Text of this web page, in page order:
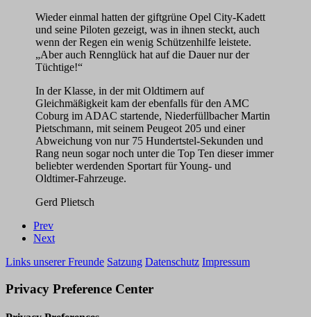
Wieder einmal hatten der giftgrüne Opel City-Kadett
und seine Piloten gezeigt, was in ihnen steckt, auch
wenn der Regen ein wenig Schützenhilfe leistete.
„Aber auch Rennglück hat auf die Dauer nur der
Tüchtige!“
In der Klasse, in der mit Oldtimern auf
Gleichmäßigkeit kam der ebenfalls für den AMC
Coburg im ADAC startende, Niederfüllbacher Martin
Pietschmann, mit seinem Peugeot 205 und einer
Abweichung von nur 75 Hundertstel-Sekunden und
Rang neun sogar noch unter die Top Ten dieser immer
beliebter werdenden Sportart für Young- und
Oldtimer-Fahrzeuge.
Gerd Plietsch
Prev
Next
Links unserer Freunde Satzung Datenschutz Impressum
Privacy Preference Center